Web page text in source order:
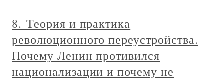
8. Теория и практика
революционного переустройства.
Почему Ленин противился
национализации и почему не